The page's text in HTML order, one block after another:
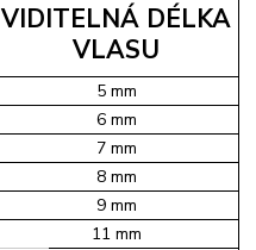
VIDITELNÁ DÉLKA
VLASU
5 mm
6 mm
7 mm
8 mm
9 mm
11 mm